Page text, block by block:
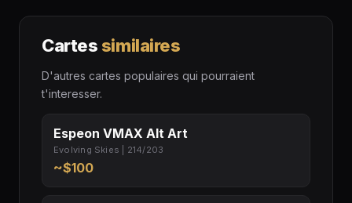
Cartessimilaires
D'autres cartes populaires qui pourraient
t'interesser.
Espeon VMAX Alt Art
Evolving Skies | 214/203
~$100